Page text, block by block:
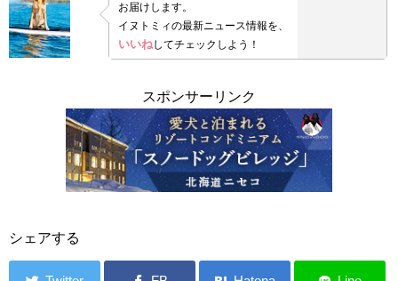
お届けします。
イヌトミィの最新ニュース情報を、
いいねしてチェックしよう！
スポンサーリンク
シェアする